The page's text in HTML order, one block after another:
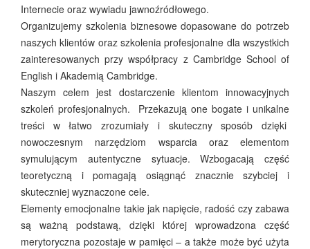
Internecie oraz wywiadu jawnoźródłowego.
Organizujemy szkolenia biznesowe dopasowane do potrzeb
naszych klientów oraz szkolenia profesjonalne dla wszystkich
zainteresowanych przy współpracy z Cambridge School of
English i Akademią Cambridge.
Naszym celem jest dostarczenie klientom innowacyjnych
szkoleń profesjonalnych. Przekazują one bogate i unikalne
treści w łatwo zrozumiały i skuteczny sposób dzięki
nowoczesnym narzędziom wsparcia oraz elementom
symulującym autentyczne sytuacje. Wzbogacają część
teoretyczną i pomagają osiągnąć znacznie szybciej i
skuteczniej wyznaczone cele.
Elementy emocjonalne takie jak napięcie, radość czy zabawa
są ważną podstawą, dzięki której wprowadzona część
merytoryczna pozostaje w pamięci – a także może być użyta